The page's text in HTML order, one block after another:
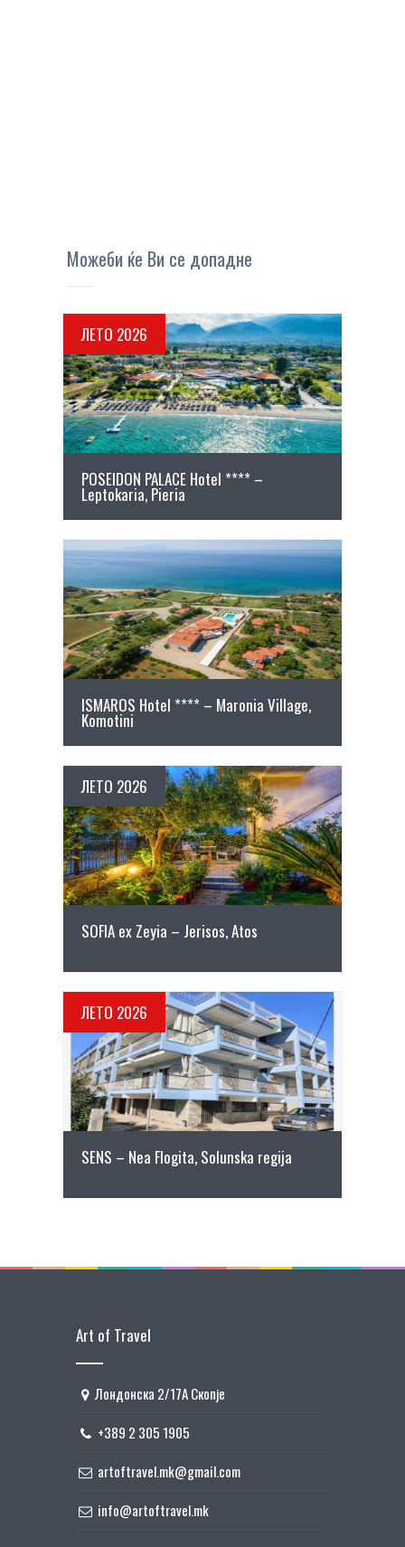
Можеби ќе Ви се допадне
ЛЕТО 2026
ПОВЕЌЕ ДЕТАЛИ
POSEIDON PALACE Hotel **** –
Leptokaria, Pieria
ПОВЕЌЕ ДЕТАЛИ
ISMAROS Hotel **** – Maronia Village,
Komotini
ЛЕТО 2026
ПОВЕЌЕ ДЕТАЛИ
SOFIA ex Zeyia – Jerisos, Atos
ЛЕТО 2026
ПОВЕЌЕ ДЕТАЛИ
SENS – Nea Flogita, Solunska regija
Art of Travel
Лондонска 2/17А Скопје
+389 2 305 1905
artoftravel.mk@gmail.com
info@artoftravel.mk